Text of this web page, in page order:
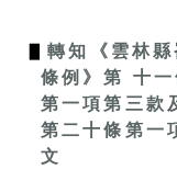
▋轉知《雲林
條例》第 十
第一項第三款
第二十條第一
文